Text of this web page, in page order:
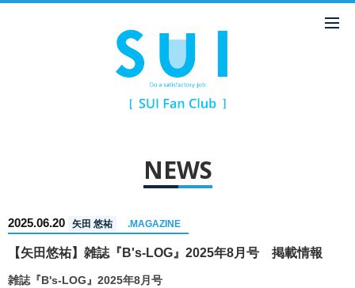
NEWS
2025.06.20 矢田 悠祐 .MAGAZINE
【矢田悠祐】雑誌『B's-LOG』2025年8月号 掲載情報
雑誌『B's-LOG』2025年8月号